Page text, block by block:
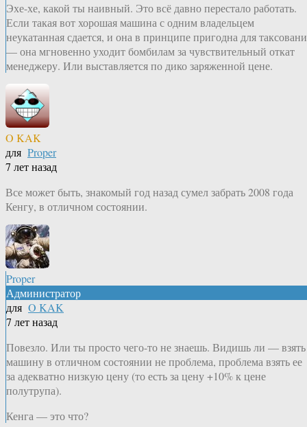
Эхе-хе, какой ты наивный. Это всё давно перестало работать.
Если такая вот хорошая машина с одним владельцем
неукатанная сдается, и она в принципе пригодна для
— она мгновенно уходит бомбилам за чувствительный откат
менеджеру. Или выставляется по дико заряженной цене.
O KAK
для Proper
7 лет назад
Все может быть, знакомый год назад сумел забрать 2008 года
Кенгу, в отличном состоянии.
Proper
Администратор
для O KAK
7 лет назад
Повезло. Или ты просто чего-то не знаешь. Видишь ли — взять
машину в отличном состоянии не проблема, проблема взять ее
за адекватно низкую цену (то есть за цену +10% к цене
полутрупа).
Кенга — это что?